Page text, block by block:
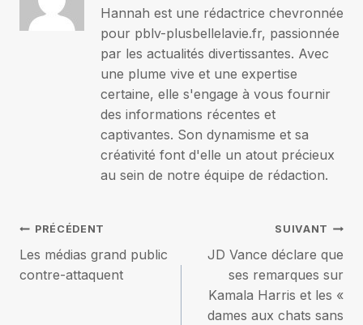
Hannah est une rédactrice chevronnée
pour pblv-plusbellelavie.fr, passionnée
par les actualités divertissantes. Avec
une plume vive et une expertise
certaine, elle s'engage à vous fournir
des informations récentes et
captivantes. Son dynamisme et sa
créativité font d'elle un atout précieux
au sein de notre équipe de rédaction.
Navigation
de
PRÉCÉDENT
Les médias grand public
contre-attaquent
SUIVANT
JD Vance déclare que
ses remarques sur
Kamala Harris et les «
dames aux chats sans